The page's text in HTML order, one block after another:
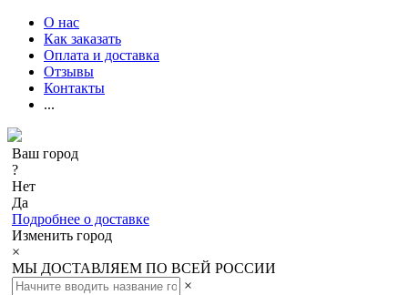
О нас
Как заказать
Оплата и доставка
Отзывы
Контакты
...
Ваш город
?
Нет
Да
Подробнее о доставке
Изменить город
×
МЫ ДОСТАВЛЯЕМ ПО ВСЕЙ РОССИИ
×